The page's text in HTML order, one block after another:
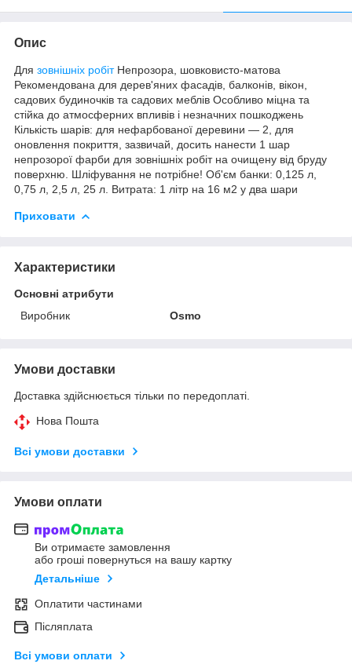
Опис
Для зовнішніх робітНепрозора, шовковисто-матова
Рекомендована для дерев'яних фасадів, балконів, вікон,
садових будиночків та садових меблів Особливо міцна та
стійка до атмосферних впливів і незначних пошкоджень
Кількість шарів: для нефарбованої деревини — 2, для
оновлення покриття, зазвичай, досить нанести 1 шар
непрозорої фарби для зовнішніх робіт на очищену від бруду
поверхню. Шліфування не потрібне! Об'єм банки: 0,125 л,
0,75 л, 2,5 л, 25 л. Витрата: 1 літр на 16 м2 у два шари
Приховати
Характеристики
Основні атрибути
Виробник
Osmo
Умови доставки
Доставка здійснюється тільки по передоплаті.
Нова Пошта
Всі умови доставки
Умови оплати
Ви отримаєте замовлення
або гроші повернуться на вашу картку
Детальніше
Оплатити частинами
Післяплата
Всі умови оплати